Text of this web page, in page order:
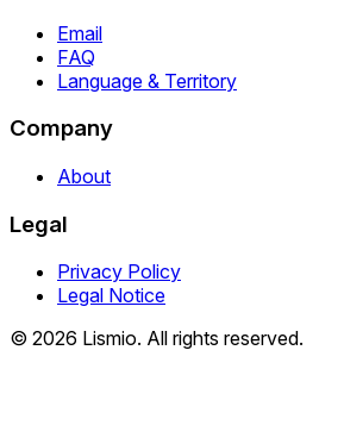
Email
FAQ
Language & Territory
Company
About
Legal
Privacy Policy
Legal Notice
© 2026 Lismio. All rights reserved.